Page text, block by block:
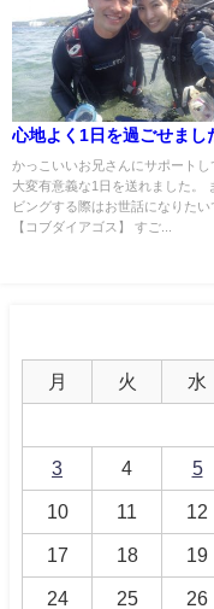
心地よく1日を過ごせまし
かっこいいお兄さんにサポートし
大変有意義な1日を送れました。
ビングする際はお世話になりたい
【コブダイアゴス】 すご...
月 火 水
3 4 5
10 11 12
17 18 19
24 25 26